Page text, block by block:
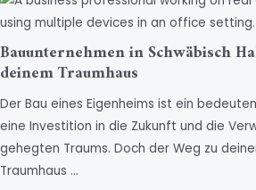
Bauunternehmen in Schwäbisch
deinem Traumhaus
Der Bau eines Eigenheims ist ein
eine Investition in die Zukunft und die
gehegten Traums. Doch der Weg zu
Traumhaus …